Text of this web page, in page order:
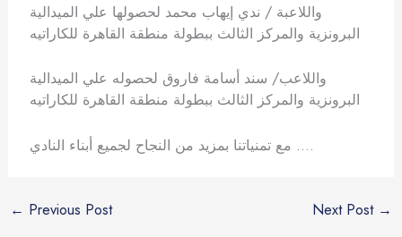
واللاعبة / ندي إيهاب محمد لحصولها علي الميدالية
البرونزية والمركز الثالث ببطولة منطقة القاهرة للكاراتيه
واللاعب/ سند أسامة فاروق لحصوله علي الميدالية
البرونزية والمركز الثالث ببطولة منطقة القاهرة للكاراتيه
مع تمنياتنا بمزيد من النجاح لجميع أبناء النادي ….
← Previous Post Next Post →